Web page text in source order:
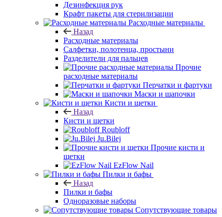
Дезинфекция рук
Крафт пакеты для стерилизации
Расходные материалы
Назад
Расходные материалы
Салфетки, полотенца, простыни
Разделители для пальцев
Прочие
расходные материалы
Перчатки и фартуки
Маски и шапочки
Кисти и щетки
Назад
Кисти и щетки
Roubloff
Ju.Bilej
Прочие кисти и
щетки
EzFlow Nail
Пилки и бафы
Назад
Пилки и бафы
Одноразовые наборы
Сопутствующие товары